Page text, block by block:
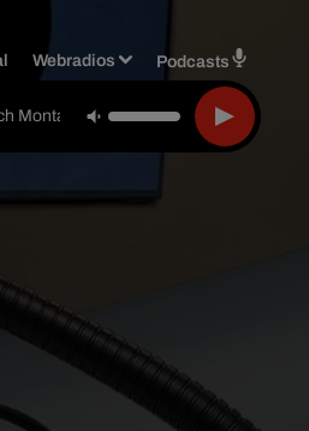
Webradios Podcasts
Montana Feat. Max B & Rick Ross